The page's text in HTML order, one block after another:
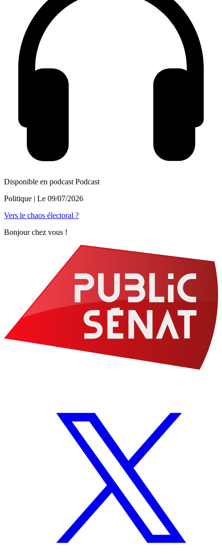
Disponible en podcast Podcast
Politique | Le 09/07/2026
Vers le chaos électoral ?
Bonjour chez vous !